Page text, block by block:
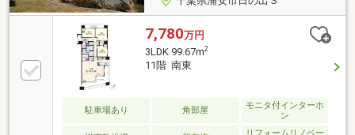
7,780万円
3LDK 99.67m2
11階 南東
駐車場あり 角部屋
モニタ付インターホ
ン
リフォームリノベー